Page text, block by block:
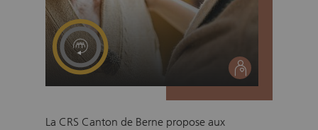
social
La CRS Canton de Berne propose aux